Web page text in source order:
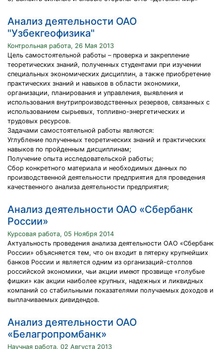
Анализ деятельности ОАО
"Узбекгеофизика"
Контрольная работа, 26 Мая 2013
Цель самостоятельной работы – проверка и закрепление
теоретических знаний, полученных студентами при изучении
специальных экономических дисциплин, а также приобретение
практических знаний и навыков в области экономики,
организации, планирования и управления, выявления и
использования внутрипроизводственных резервов, связанных с
использованием сырьевых, топливно-энергетических и
трудовых ресурсов.
Задачами самостоятельной работы являются:
Углубление полученных теоретических знаний и практических
навыков по пройденным дисциплинам;
Получение опыта исследовательской работы;
Сбор конкретного материала и необходимых данных по
производственной деятельности предприятия для проведения
качественного анализа деятельности предприятия;
Анализ деятельности ОАО «Сбербанк
России»
Курсовая работа, 05 Ноября 2014
Актуальность проведения анализа деятельности ОАО «Сбербанк
России» объясняется тем, что он входит в пятерку крупнейших
банков России и является одним из организаций-столпов
российской экономики, чьи акции имеют прозвище «голубые
фишки» как акции наиболее крупных, надежных и ликвидных
компаний со стабильными показателями получаемых доходов и
выплачиваемых дивидендов.
Анализ деятельности ОАО
«Белагропромбанк»
Научная работа, 02 Августа 2013